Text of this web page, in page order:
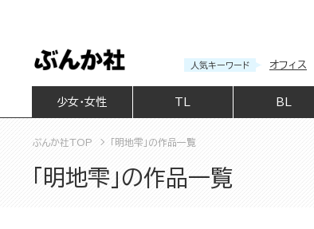
人気キーワード オフィス
少女・女性 BL
ぶんか社TOP 「明地雫」の作品一覧
「明地雫」の作品一覧